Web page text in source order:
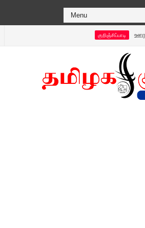
குறிஞ்சிப்பாடி ஊராட்சி